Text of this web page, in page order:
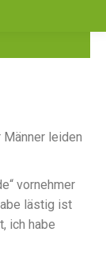
leiden
vornehmer
lästig ist
ich habe